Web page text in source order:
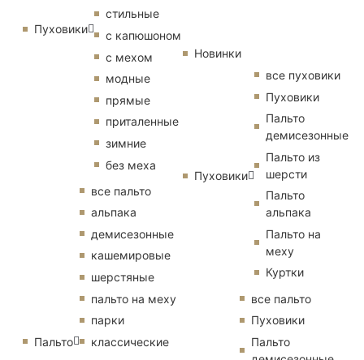
Пуховики
стильные
с капюшоном
с мехом
модные
прямые
приталенные
зимние
без меха
Пальто
все пальто
альпака
демисезонные
кашемировые
шерстяные
пальто на меху
парки
классические
Новинки
Пуховики
все пуховики
Пуховики
Пальто
демисезонные
Пальто из
шерсти
Пальто
альпака
Пальто на
меху
Куртки
все пальто
Пуховики
Пальто